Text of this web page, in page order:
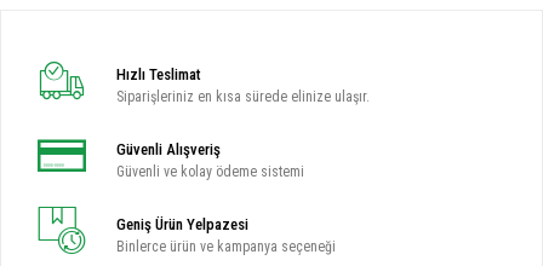
Hızlı Teslimat
Siparişleriniz en kısa sürede elinize ulaşır.
Güvenli Alışveriş
Güvenli ve kolay ödeme sistemi
Geniş Ürün Yelpazesi
Binlerce ürün ve kampanya seçeneği